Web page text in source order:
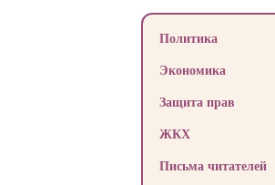
Политика
Экономика
Защита прав
ЖКХ
Письма читателей